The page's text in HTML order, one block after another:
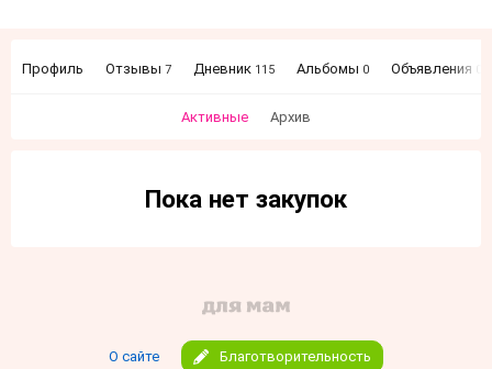
Профиль Отзывы 7 Дневник 115 Альбомы 0 Объявления
Активные Архив
Пока нет закупок
О сайте Благотворительность